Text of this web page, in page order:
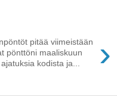
›
pitää viimeistään
pönttöni maaliskuun
kodista ja...